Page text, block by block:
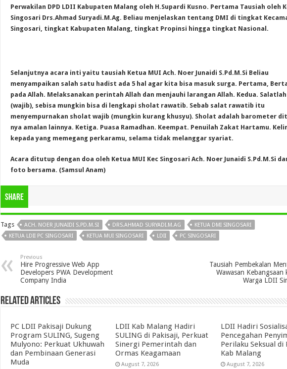
Perwakilan DPD LDII Kabupaten Malang oleh H.Supardi Kusno. Pertama Tausiah oleh
Singosari Drs.Ahmad Suryadi.M.Ag. Beliau menjelaskan tentang DMI di tingkat
Singosari, tingkat Kabupaten Malang, tingkat Propinsi hingga tingkat Nasional.
Selanjutnya acara inti yaitu tausiah Ketua MUI Ach. Noer Junaidi S.Pd.M.Si Beliau
menyampaikan salah satu hadist ada 5 hal agar kita bisa masuk surga. Pertama,
pada Allah. Melaksanakan perintah Allah dan menjauhi larangan Allah. Kedua.
(wajib), sebisa mungkin bisa di lengkapi sholat rawatib. Sebab salat rawatib itu
menyempurnakan sholat wajib (mungkin kurang khusyu). Sholat adalah barometer
nya amalan lainnya. Ketiga. Puasa Ramadhan. Keempat. Penuilah Zakat Hartamu.
kepada yang memegang perkaramu, selama tidak melanggar syariat.
Acara ditutup dengan doa oleh Ketua MUI Kec Singosari Ach. Noer Junaidi S.Pd.M.Si
foto bersama. (Samsul Anam)
Share
Tags ACH. NOER JUNAIDI S.PD.M.SI DRS.AHMAD SURYADI.M.AG
KETUA DMI SINGOSARI
KETUA LDII PC SINGOSARI
KETUA MUI SINGOSARI LDII PC SINGOSARI
Previous
Hire Progressive Web App
Developers PWA Development
Company India
Tausiah Pembekalan
Wawasan Kebangsaan
Warga LDII
Related Articles
PC LDII Pakisaji Dukung
Program SULING, Sugeng
Mulyono: Perkuat Ukhuwah
dan Pembinaan Generasi
Muda
LDII Kab Malang Hadiri
SULING di Pakisaji, Perkuat
Sinergi Pemerintah dan
Ormas Keagamaan
August 7, 2026
LDII Hadiri
Pencegahan
Perilaku Seksual di
Kab Malang
August 7, 2026